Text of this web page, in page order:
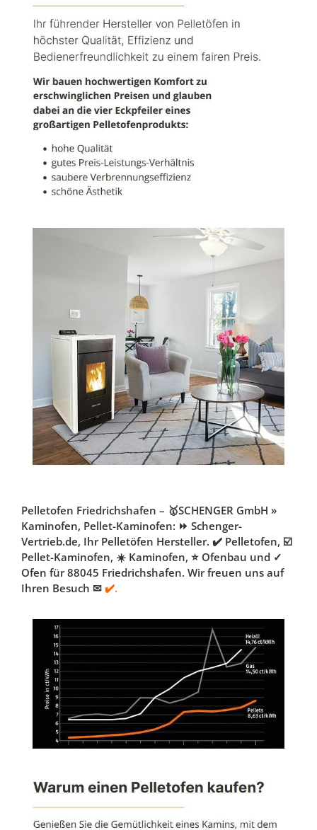
Pelletofen Friedrichshafen – 🥇SCHENGER GmbH »
Kaminofen, Pellet-Kaminofen: ⏩ Schenger-
Vertrieb.de, Ihr Pelletöfen Hersteller. ✔️ Pelletofen, ☑️
Pellet-Kaminofen, ☀️ Kaminofen, ⭐ Ofenbau und ✓
Ofen für 88045 Friedrichshafen. Wir freuen uns auf
Ihren Besuch ✉ ✔️.